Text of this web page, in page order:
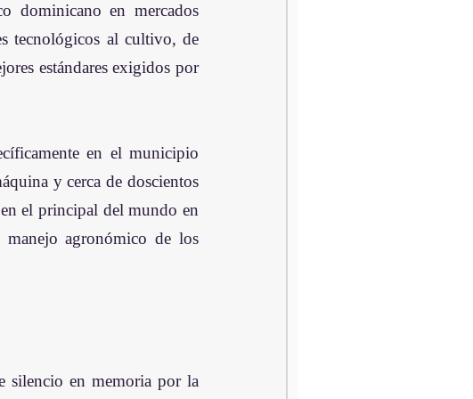
dominicano en mercados
tecnológicos al cultivo, de
estándares exigidos por
en el municipio
y cerca de doscientos
el principal del mundo en
agronómico de los
en memoria por la